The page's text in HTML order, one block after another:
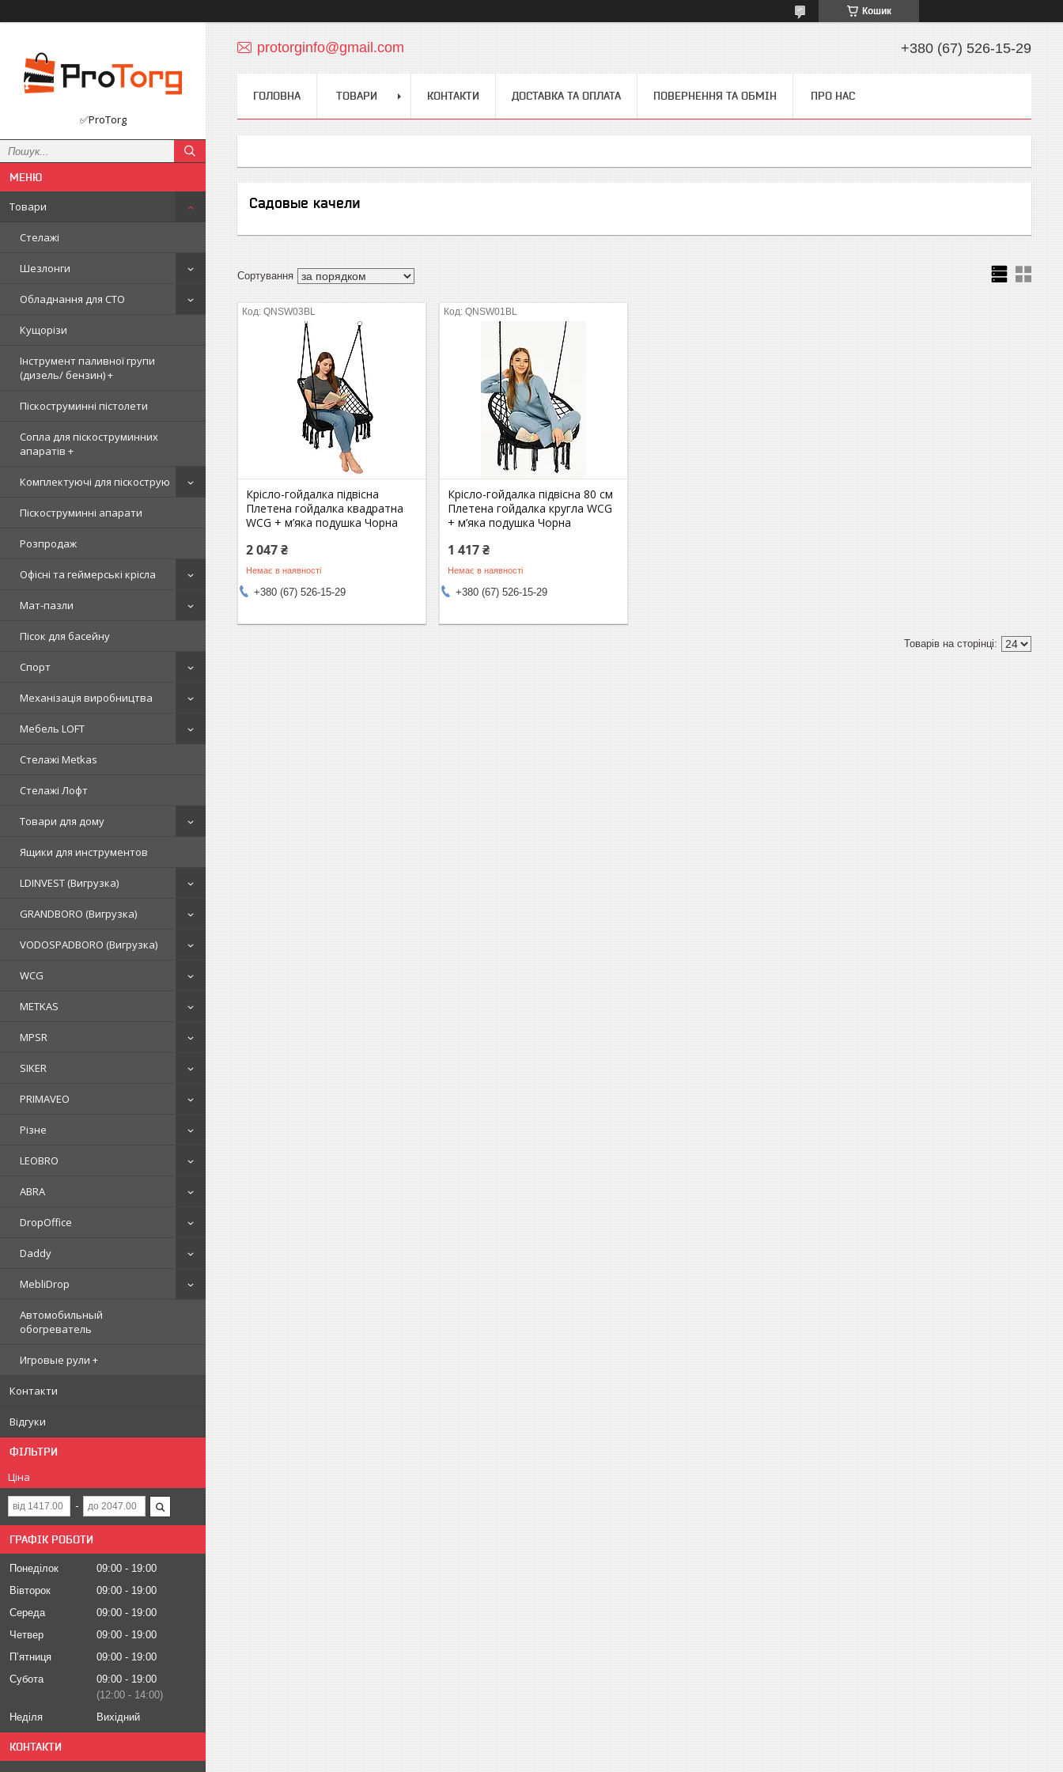
Кошик
✅ProTorg
Товари
Стелажі
Шезлонги
Обладнання для СТО
Кущорізи
Інструмент паливної групи
(дизель/ бензин) +
Піскоструминні пістолети
Сопла для піскоструминних
апаратів +
Комплектуючі для піскострую
Піскоструминні апарати
Розпродаж
Офісні та геймерські крісла
Мат-пазли
Пісок для басейну
Спорт
Механізація виробництва
Мебель LOFT
Стелажі Metkas
Стелажі Лофт
Товари для дому
Ящики для инструментов
LDINVEST (Вигрузка)
GRANDBORO (Вигрузка)
VODOSPADBORO (Вигрузка)
WCG
METKAS
MPSR
SIKER
PRIMAVEO
Різне
LEOBRO
ABRA
DropOffice
Daddy
MebliDrop
Автомобильный
обогреватель
Игровые рули +
Контакти
Відгуки
ФІЛЬТРИ
Ціна
ГРАФІК РОБОТИ
Понеділок 09:00
19:00
Вівторок
09:00
19:00
Середа
09:00
19:00
Четвер
09:00
19:00
Пʼятниця
09:00
19:00
Субота
09:00
19:00
12:00
14:00
Неділя
Вихідний
КОНТАКТИ
protorginfo@gmail.com +380 (67) 526-15-29
ГОЛОВНА ТОВАРИ КОНТАКТИ ДОСТАВКА ТА ОПЛАТА ПОВЕРНЕННЯ ТА ОБМІН ПРО НАС
Садовые качели
QNSW03BL
Крісло-гойдалка підвісна
Плетена гойдалка квадратна
WCG + м’яка подушка Чорна
2 047 ₴
Немає в наявності
+380 (67) 526-15-29
QNSW01BL
Крісло-гойдалка підвісна 80 см
Плетена гойдалка кругла WCG
+ м’яка подушка Чорна
1 417 ₴
Немає в наявності
+380 (67) 526-15-29